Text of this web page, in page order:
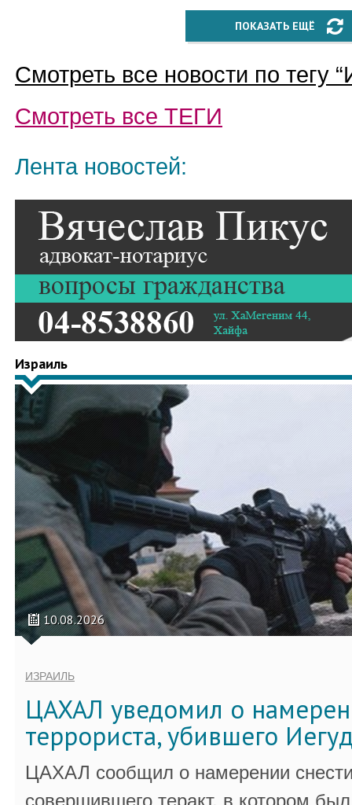
ПОКАЗАТЬ ЕЩЁ
Смотреть все новости по тегу “
Смотреть все ТЕГИ
Лента новостей:
Израиль
10.08.2026
ИЗРАИЛЬ
ЦАХАЛ уведомил о
террориста, убившего
ЦАХАЛ сообщил о намерении
совершившего теракт, в котором